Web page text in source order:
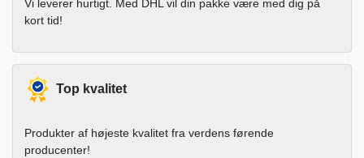
Vi leverer hurtigt. Med DHL vil din pakke være med dig på
kort tid!
Top kvalitet
Produkter af højeste kvalitet fra verdens førende
producenter!